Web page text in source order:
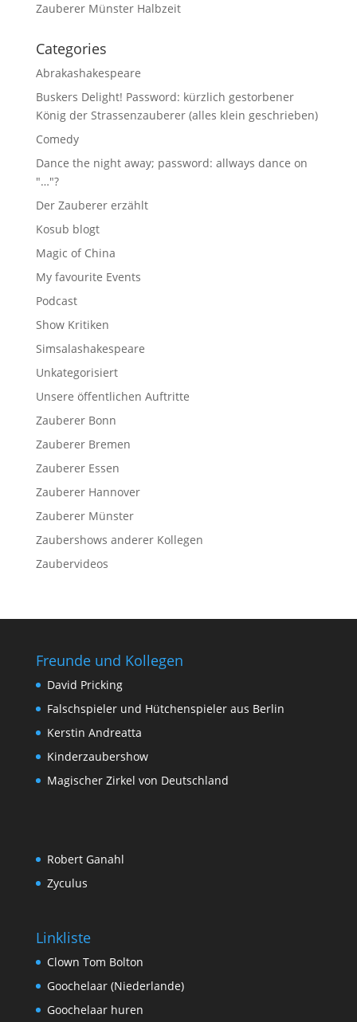
Zauberer Münster Halbzeit
Categories
Abrakashakespeare
Buskers Delight! Password: kürzlich gestorbener
König der Strassenzauberer (alles klein geschrieben)
Comedy
Dance the night away; password: allways dance on
"…"?
Der Zauberer erzählt
Kosub blogt
Magic of China
My favourite Events
Podcast
Show Kritiken
Simsalashakespeare
Unkategorisiert
Unsere öffentlichen Auftritte
Zauberer Bonn
Zauberer Bremen
Zauberer Essen
Zauberer Hannover
Zauberer Münster
Zaubershows anderer Kollegen
Zaubervideos
Freunde und Kollegen
David Pricking
Falschspieler und Hütchenspieler aus Berlin
Kerstin Andreatta
Kinderzaubershow
Magischer Zirkel von Deutschland
Robert Ganahl
Zyculus
Linkliste
Clown Tom Bolton
Goochelaar (Niederlande)
Goochelaar huren